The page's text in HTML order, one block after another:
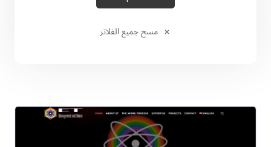
مسح جميع الفلاتر